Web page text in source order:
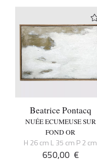
Beatrice Pontacq
NUÉE ECUMEUSE SUR
FOND OR
H 26 cm L 35 cm P 2 cm
650,00 €